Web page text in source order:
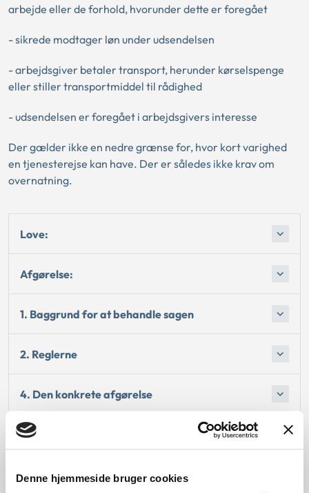
Denne hjemmeside bruger cookies
arbejde eller de forhold, hvorunder dette er foregået
- sikrede modtager løn under udsendelsen
- arbejdsgiver betaler transport, herunder kørselspenge
eller stiller transportmiddel til rådighed
- udsendelsen er foregået i arbejdsgivers interesse
Der gælder ikke en nedre grænse for, hvor kort varighed
en tjenesterejse kan have. Der er således ikke krav om
overnatning.
Love:
Afgørelse:
1. Baggrund for at behandle sagen
2. Reglerne
4. Den konkrete afgørelse
Begrundelsen for afgørelsen
Bemærkninger til klagen